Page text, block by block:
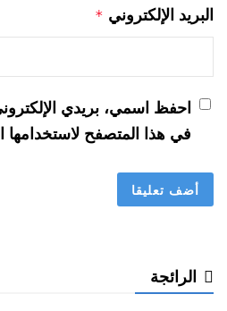
البريد الإلكتروني *
احفظ اسمي، بريدي
في هذا المتصفح لاستخدامها
الرائجة